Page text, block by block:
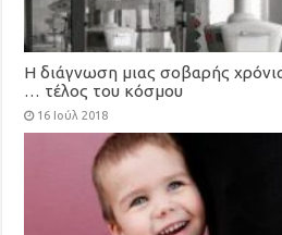
Η διάγνωση μιας σοβαρής
… τέλος του κόσμου
16 Ιούλ 2018